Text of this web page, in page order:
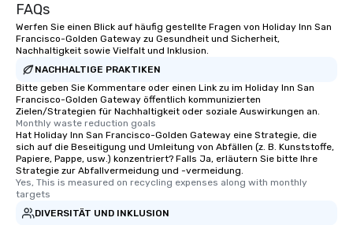
FAQs
Werfen Sie einen Blick auf häufig gestellte Fragen von Holiday Inn San
Francisco-Golden Gateway zu Gesundheit und Sicherheit,
Nachhaltigkeit sowie Vielfalt und Inklusion.
NACHHALTIGE PRAKTIKEN
Bitte geben Sie Kommentare oder einen Link zu im Holiday Inn San
Francisco-Golden Gateway öffentlich kommunizierten
Zielen/Strategien für Nachhaltigkeit oder soziale Auswirkungen an.
Monthly waste reduction goals
Hat Holiday Inn San Francisco-Golden Gateway eine Strategie, die
sich auf die Beseitigung und Umleitung von Abfällen (z. B. Kunststoffe,
Papiere, Pappe, usw.) konzentriert? Falls Ja, erläutern Sie bitte Ihre
Strategie zur Abfallvermeidung und -vermeidung.
Yes, This is measured on recycling expenses along with monthly
targets
DIVERSITÄT UND INKLUSION